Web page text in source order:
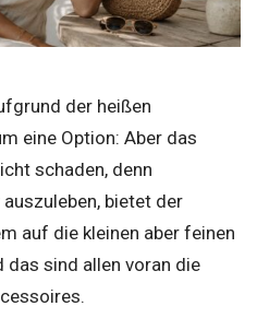
der heißen
eine Option: Aber das
schaden, denn
bietet der
auf die kleinen aber feinen
das sind allen voran die